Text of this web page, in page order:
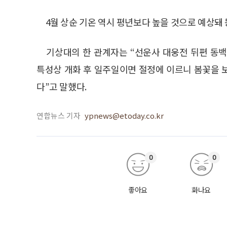
4월 상순 기온 역시 평년보다 높을 것으로 예상
기상대의 한 관계자는 “선운사 대웅전 뒤편 동
특성상 개화 후 일주일이면 절정에 이르니 봄꽃을
다”고 말했다.
연합뉴스 기자 ypnews@etoday.co.kr
좋아요
0
화나요
0